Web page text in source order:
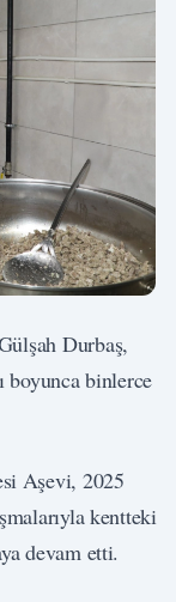
Durbaş,
boyunca binlerce
Aşevi, 2025
kentteki
devam etti.